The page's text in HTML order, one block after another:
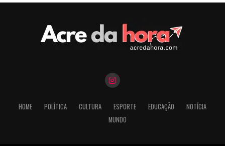
HOME POLÍTICA CULTURA ESPORTE EDUCAÇÃO
NOTÍCIA
MUNDO